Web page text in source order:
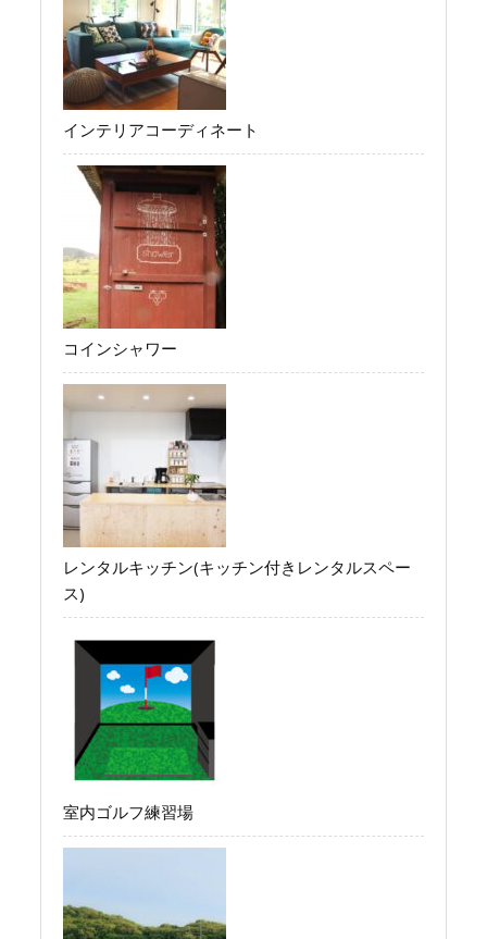
インテリアコーディネート
コインシャワー
レンタルキッチン(キッチン付きレンタルスペー
ス)
室内ゴルフ練習場